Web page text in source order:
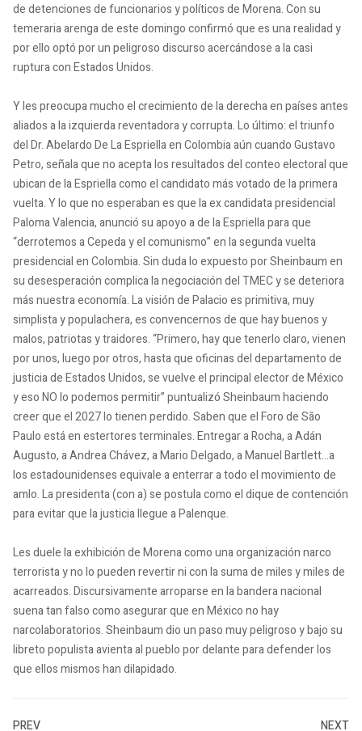
de detenciones de funcionarios y políticos de Morena. Con su
temeraria arenga de este domingo confirmó que es una realidad y
por ello optó por un peligroso discurso acercándose a la casi
ruptura con Estados Unidos.
Y les preocupa mucho el crecimiento de la derecha en países antes
aliados a la izquierda reventadora y corrupta. Lo último: el triunfo
del Dr. Abelardo De La Espriella en Colombia aún cuando Gustavo
Petro, señala que no acepta los resultados del conteo electoral que
ubican de la Espriella como el candidato más votado de la primera
vuelta. Y lo que no esperaban es que la ex candidata presidencial
Paloma Valencia, anunció su apoyo a de la Espriella para que
“derrotemos a Cepeda y el comunismo” en la segunda vuelta
presidencial en Colombia. Sin duda lo expuesto por Sheinbaum en
su desesperación complica la negociación del TMEC y se deteriora
más nuestra economía. La visión de Palacio es primitiva, muy
simplista y populachera, es convencernos de que hay buenos y
malos, patriotas y traidores. “Primero, hay que tenerlo claro, vienen
por unos, luego por otros, hasta que oficinas del departamento de
justicia de Estados Unidos, se vuelve el principal elector de México
y eso NO lo podemos permitir” puntualizó Sheinbaum haciendo
creer que el 2027 lo tienen perdido. Saben que el Foro de São
Paulo está en estertores terminales. Entregar a Rocha, a Adán
Augusto, a Andrea Chávez, a Mario Delgado, a Manuel Bartlett…a
los estadounidenses equivale a enterrar a todo el movimiento de
amlo. La presidenta (con a) se postula como el dique de contención
para evitar que la justicia llegue a Palenque.
Les duele la exhibición de Morena como una organización narco
terrorista y no lo pueden revertir ni con la suma de miles y miles de
acarreados. Discursivamente arroparse en la bandera nacional
suena tan falso como asegurar que en México no hay
narcolaboratorios. Sheinbaum dio un paso muy peligroso y bajo su
libreto populista avienta al pueblo por delante para defender los
que ellos mismos han dilapidado.
PREV NEXT